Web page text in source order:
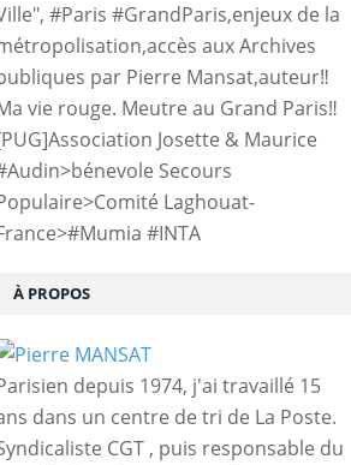
#Paris #GrandParis,enjeux de la
aux Archives
par Pierre Mansat,auteur‼️
vie rouge. Meutre au Grand Paris‼️
Josette & Maurice
Secours
Laghouat-
#INTA
À PROPOS
depuis 1974, j'ai travaillé 15
dans un centre de tri de La Poste.
CGT , puis responsable du